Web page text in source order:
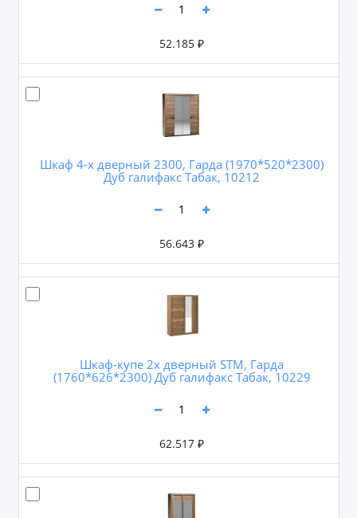
52.185 ₽
Шкаф 4-х дверный 2300, Гарда (1970*520*2300)
Дуб галифакс Табак, 10212
56.643 ₽
Шкаф-купе 2х дверный STM, Гарда
(1760*626*2300) Дуб галифакс Табак, 10229
62.517 ₽